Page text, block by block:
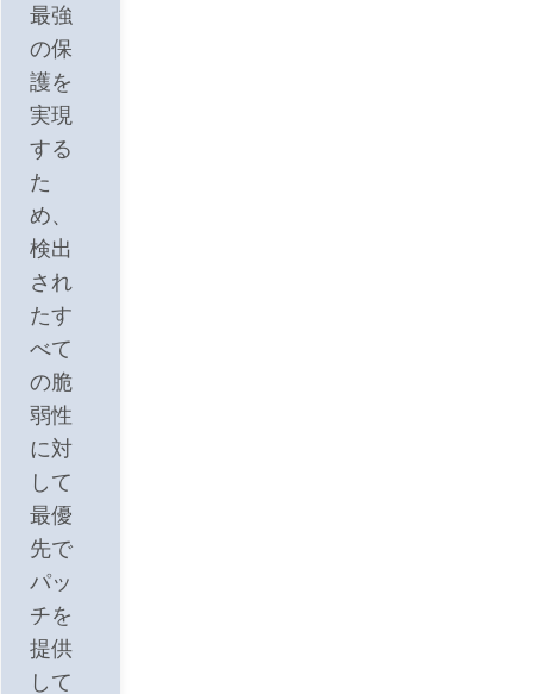
最強
の保
護を
実現
する
た
め、
検出
され
たす
べて
の脆
弱性
に対
して
最優
先で
パッ
チを
提供
して